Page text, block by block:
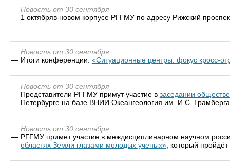
Новость от 30 сентября
— 1 октябряв новом корпусе РГГМУ по адресу Рижский
Новость от 30 сентября
— Итоги конференции: «Ситуационные центры: фокус кросс-
Новость от 30 сентября
— Представители РГГМУ примут участие в заседании
Петербурге на базе ВНИИ Океангеология им. И.С.
Новость от 30 сентября
— РГГМУ примет участие в междисциплинарном научном
областях Земли глазами молодых ученых» , который